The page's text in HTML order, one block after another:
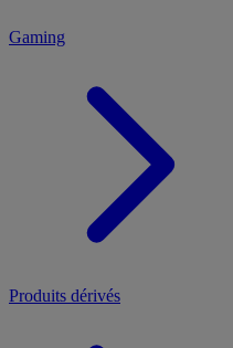
Gaming
Produits dérivés